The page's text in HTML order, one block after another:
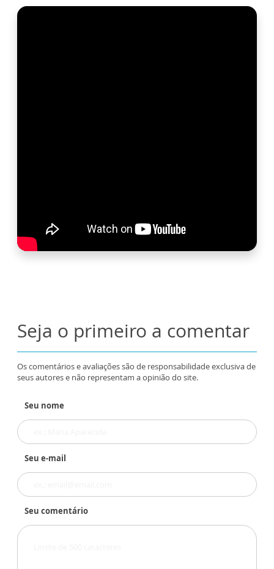
Seja o primeiro a comentar
Os comentários e avaliações são de responsabilidade exclusiva de
seus autores e não representam a opinião do site.
Seu nome
Seu e-mail
Seu comentário